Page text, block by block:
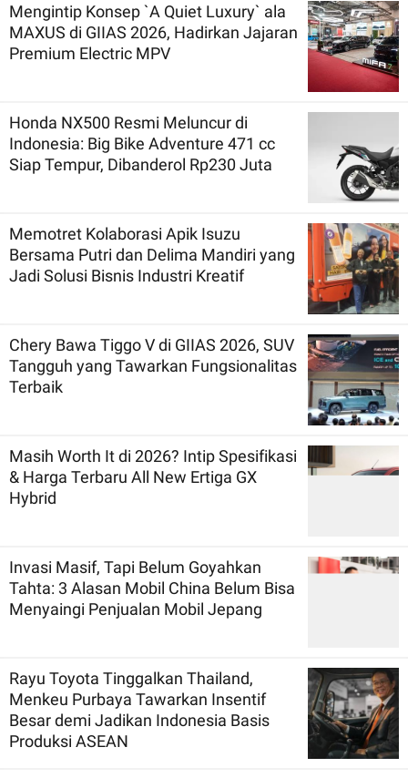
Mengintip Konsep `A Quiet Luxury` ala
MAXUS di GIIAS 2026, Hadirkan Jajaran
Premium Electric MPV
Honda NX500 Resmi Meluncur di
Indonesia: Big Bike Adventure 471 cc
Siap Tempur, Dibanderol Rp230 Juta
Memotret Kolaborasi Apik Isuzu
Bersama Putri dan Delima Mandiri yang
Jadi Solusi Bisnis Industri Kreatif
Chery Bawa Tiggo V di GIIAS 2026, SUV
Tangguh yang Tawarkan Fungsionalitas
Terbaik
Masih Worth It di 2026? Intip Spesifikasi
& Harga Terbaru All New Ertiga GX
Hybrid
Invasi Masif, Tapi Belum Goyahkan
Tahta: 3 Alasan Mobil China Belum Bisa
Menyaingi Penjualan Mobil Jepang
Rayu Toyota Tinggalkan Thailand,
Menkeu Purbaya Tawarkan Insentif
Besar demi Jadikan Indonesia Basis
Produksi ASEAN